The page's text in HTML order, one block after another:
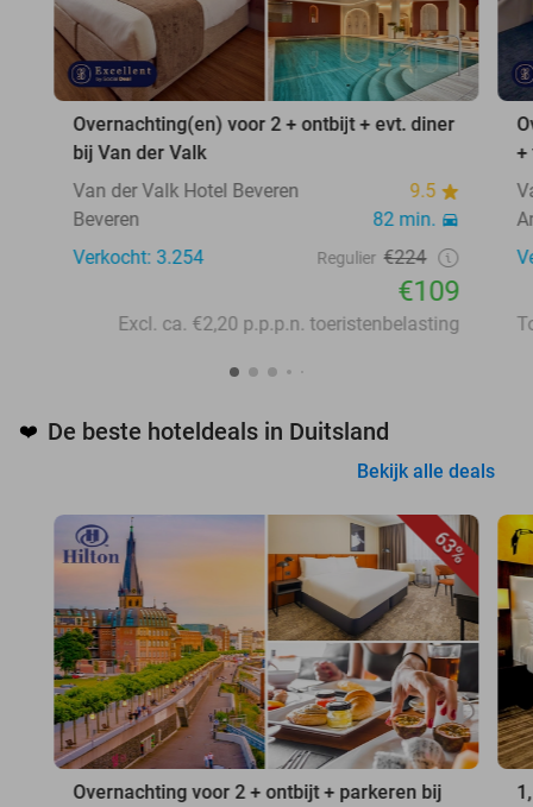
Overnachting(en) voor 2 + ontbijt + evt. diner
bij Van der Valk
Van der Valk Hotel Beveren
9.5
Beveren
82 min.
Verkocht: 3.254
Regulier €224
€109
Excl. ca. €2,20 p.p.p.n. toeristenbelasting
+
❤️ De beste hoteldeals in Duitsland
Bekijk alle deals
63%
Overnachting voor 2 + ontbijt + parkeren bij